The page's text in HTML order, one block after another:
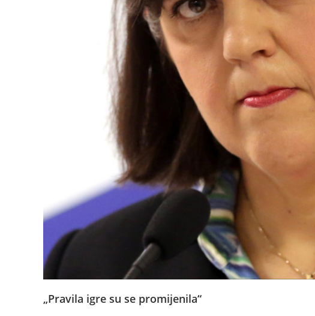
„Pravila igre su se promijenila“